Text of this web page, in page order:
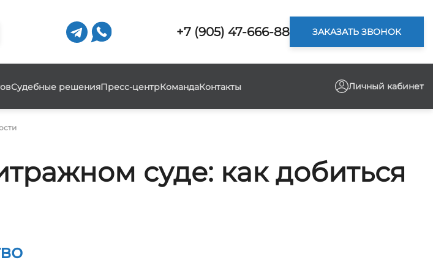
+7 (905) 47-666-88 ЗАКАЗАТЬ ЗВОНОК
Судебные решенияПресс-центрКомандаКонтакты Личный кабинет
суде: как добиться